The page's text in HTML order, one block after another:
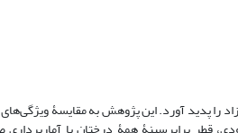
را پدید آورد. این پژوهش به مقایسۀ